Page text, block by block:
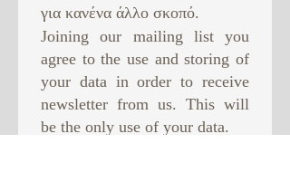
για κανένα άλλο σκοπό. ​
Joining our mailing list you
agree to the use and storing of
your data in order to receive
newsletter from us. This will
be the only use of your data.